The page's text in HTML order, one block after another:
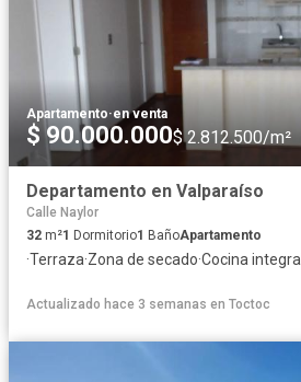
Apartamento·en venta
$ 90.000.000$ 2.812.500/m²
Departamento en Valparaíso
Calle Naylor
32 m²1 Dormitorio1 BañoApartamento
·Terraza·Zona de secado·Cocina integral
Actualizado hace 3 semanas en Toctoc